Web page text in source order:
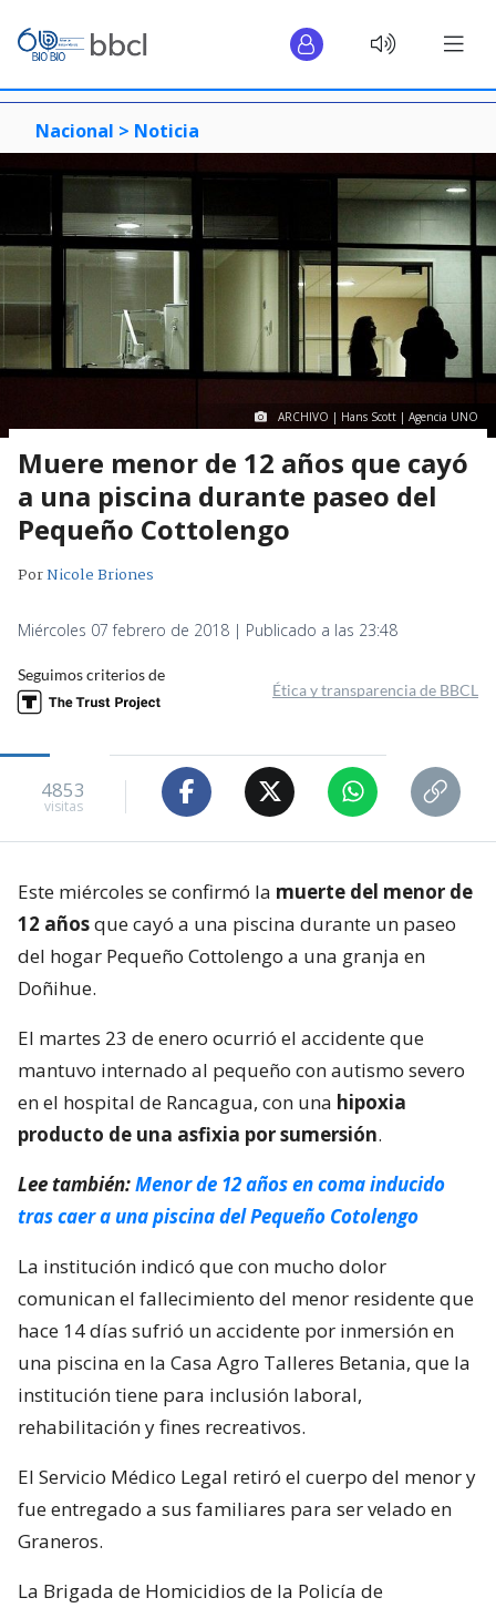
Nacional > Noticia
ARCHIVO | Hans Scott | Agencia UNO
Muere menor de 12 años que cayó
a una piscina durante paseo del
Pequeño Cottolengo
PorNicole Briones
Miércoles 07 febrero de 2018 | Publicado a las 23:48
Seguimos criterios de
Ética y transparencia de BBCL
4853
visitas
Este miércoles se confirmó la muerte del menor de
12 añosque cayó a una piscina durante un paseo
del hogar Pequeño Cottolengo a una granja en
Doñihue.
El martes 23 de enero ocurrió el accidente que
mantuvo internado al pequeño con autismo severo
en el hospital de Rancagua, con una hipoxia
producto de una asfixia por sumersión.
Lee también:Menor de 12 años en coma inducido
tras caer a una piscina del Pequeño Cotolengo
La institución indicó que con mucho dolor
comunican el fallecimiento del menor residente que
hace 14 días sufrió un accidente por inmersión en
una piscina en la Casa Agro Talleres Betania, que la
institución tiene para inclusión laboral,
rehabilitación y fines recreativos.
El Servicio Médico Legal retiró el cuerpo del menor y
fue entregado a sus familiares para ser velado en
Graneros.
La Brigada de Homicidios de la Policía de